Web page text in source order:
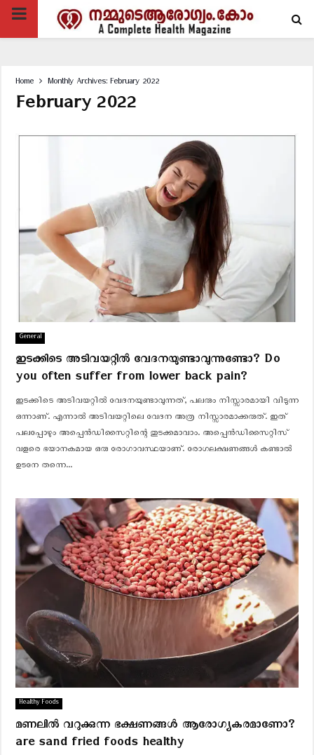
PRIMARY
Home Monthly Archives: February 2022
February 2022
General
ഇടക്കിടെ അടിവയറ്റില്‍ വേദനയുണ്ടാവുന്നുണ്ടോ? Do
you often suffer from lower back pain?
ഇടക്കിടെ അടിവയറ്റില്‍ വേദനയുണ്ടാവുന്നത്, പലരും നിസ്സാരമായി വിടുന്ന
ഒന്നാണ്. എന്നാൽ അടിവയറ്റിലെ വേദന അത്ര നിസ്സാരമാക്കരുത്. ഇത്
പലപ്പോഴും അപ്പെന്‍ഡിസൈറ്റിന്റെ തുടക്കമാവാം. അപ്പെന്‍ഡിസൈറ്റിസ്
വളരെ ഭയാനകമായ ഒരു രോഗാവസ്ഥയാണ്. രോഗലക്ഷണങ്ങള്‍ കണ്ടാല്‍
ഉടനേ തന്നെ...
Healthy Foods
മണലിൽ വറുക്കുന്ന ഭക്ഷണങ്ങൾ ആരോഗ്യകരമാണോ?
are sand fried foods healthy